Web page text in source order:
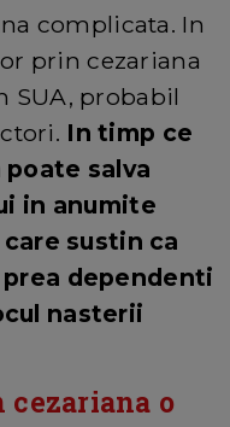
complicata. In
prin cezariana
SUA, probabil
In timp ce
salva
in anumite
sustin ca
dependenti
nasterii
cezariana o